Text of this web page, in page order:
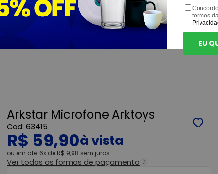
Arkstar Microfone Arktoys
63415
R$ 59,90
ou 6x de R$ 9,98 sem juros
Ver todas as formas de pagamento
termos
EU